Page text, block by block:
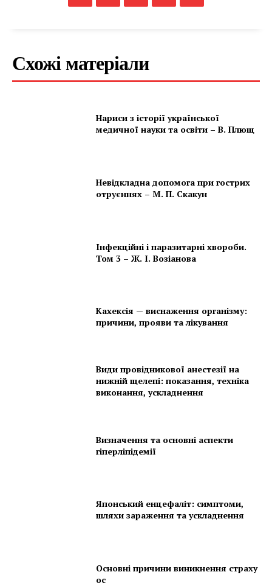
Схожі матеріали
Нариси з історії української
медичної науки та освіти – В. Плющ
Невідкладна допомога при гострих
отруєннях – М. П. Скакун
Інфекційні і паразитарні хвороби.
Том 3 – Ж. І. Возіанова
Кахексія — виснаження організму:
причини, прояви та лікування
Види провідникової анестезії на
нижній щелепі: показання, техніка
виконання, ускладнення
Визначення та основні аспекти
гіперліпідемії
Японський енцефаліт: симптоми,
шляхи зараження та ускладнення
Основні причини виникнення страху
ос